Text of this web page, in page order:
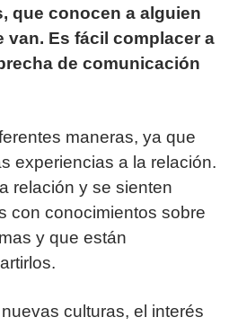
que conocen a alguien
van. Es fácil complacer a
de comunicación
maneras, ya que
experiencias a la relación.
relación y se sienten
con conocimientos sobre
y que están
culturas, el interés